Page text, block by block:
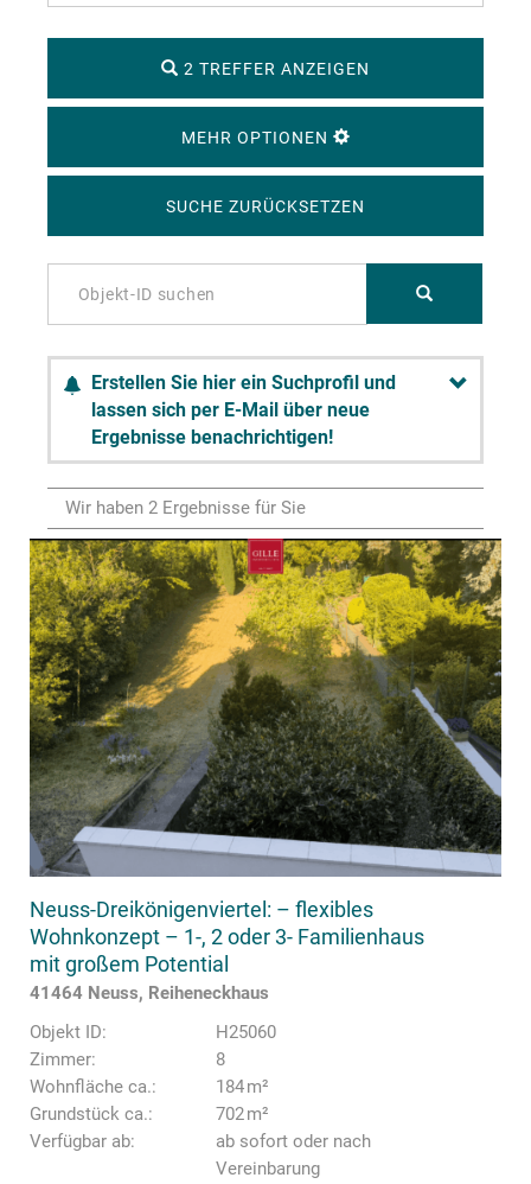
2 TREFFER ANZEIGEN
MEHR OPTIONEN
SUCHE ZURÜCKSETZEN
Erstellen Sie hier ein Suchprofil und
lassen sich per E-Mail über neue
Ergebnisse benachrichtigen!
Wir haben 2 Ergebnisse für Sie
Neuss-Dreikönigenviertel: – flexibles
Wohnkonzept – 1-, 2 oder 3- Familienhaus
mit großem Potential
41464 Neuss, Reiheneckhaus
Objekt ID:
H25060
Zimmer:
8
Wohnfläche ca.:
184 m²
Grund­stück ca.:
702 m²
Verfügbar ab:
ab sofort oder nach
Vereinbarung